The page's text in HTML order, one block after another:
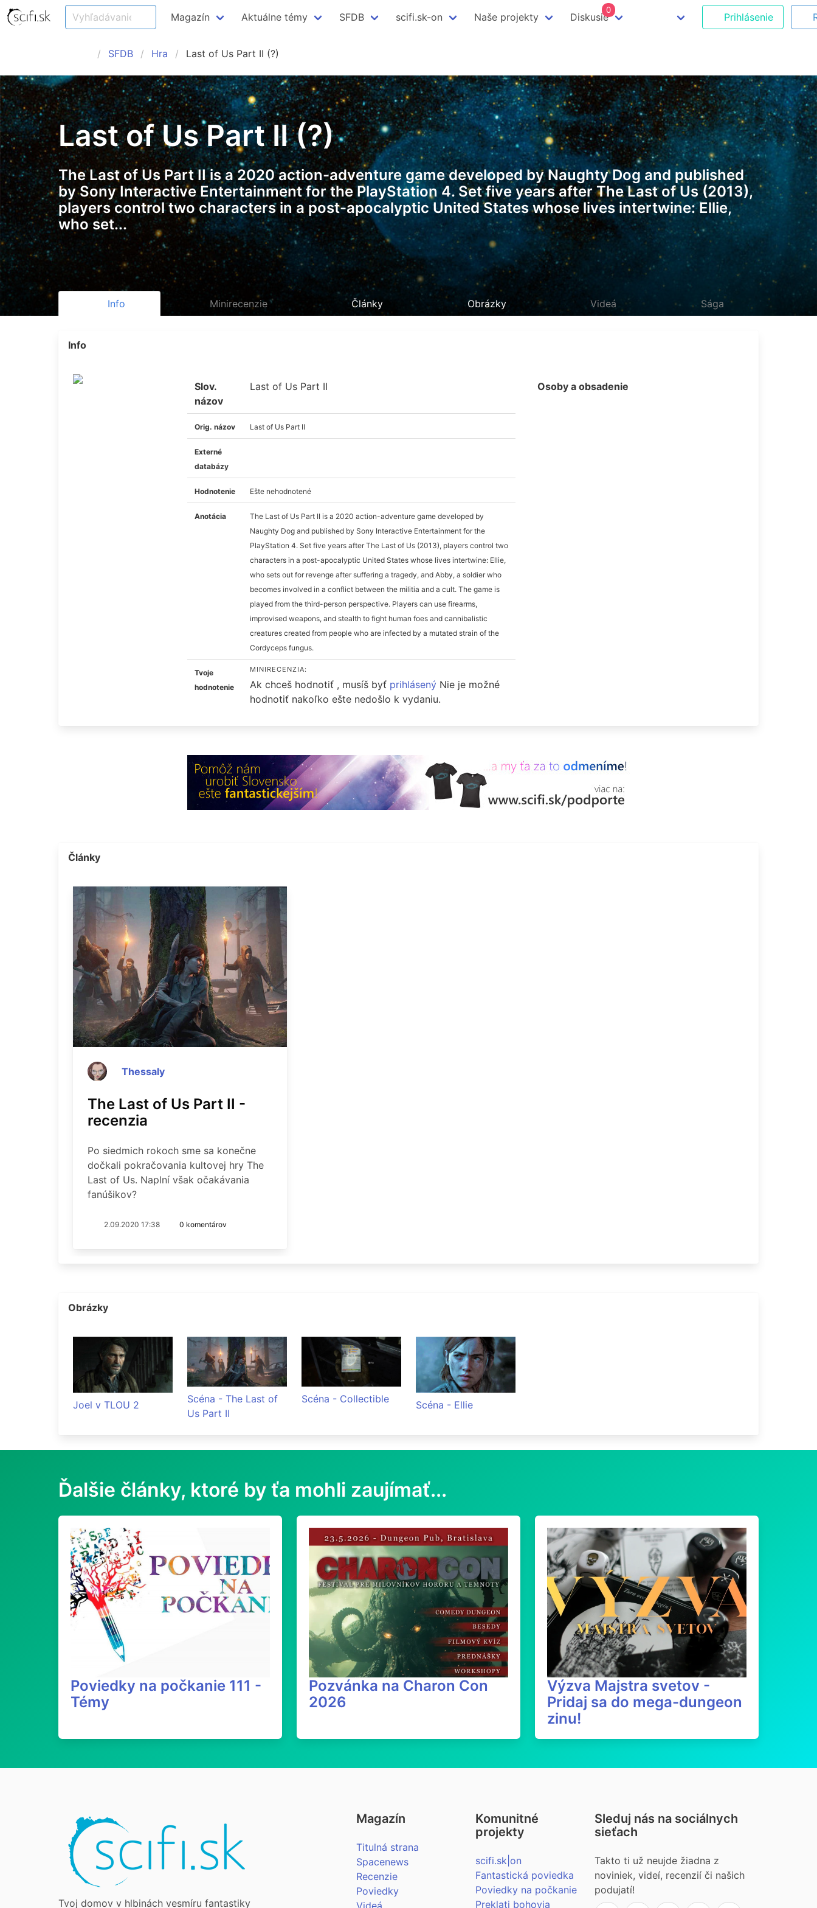
Magazín Aktuálne témy SFDB scifi.sk-on Naše projekty Diskusie
0
Prihlásenie
SFDB Hra Last of Us Part II (?)
Last of Us Part II (?)
The Last of Us Part II is a 2020 action-adventure game developed by Naughty Dog and published
by Sony Interactive Entertainment for the PlayStation 4. Set five years after The Last of Us (2013),
players control two characters in a post-apocalyptic United States whose lives intertwine: Ellie,
who set...
Info Minirecenzie Články Obrázky Videá Sága
Info
Slov.
názov
Last of Us Part II
Orig. názov Last of Us Part II
Externé
databázy
Hodnotenie Ešte nehodnotené
Anotácia
The Last of Us Part II is a 2020 action-adventure game developed by
Naughty Dog and published by Sony Interactive Entertainment for the
PlayStation 4. Set five years after The Last of Us (2013), players control two
characters in a post-apocalyptic United States whose lives intertwine: Ellie,
who sets out for revenge after suffering a tragedy, and Abby, a soldier who
becomes involved in a conflict between the militia and a cult. The game is
played from the third-person perspective. Players can use firearms,
improvised weapons, and stealth to fight human foes and cannibalistic
creatures created from people who are infected by a mutated strain of the
Cordyceps fungus.
Tvoje
hodnotenie
MINIRECENZIA:
Ak chceš hodnotiť , musíš byť prihlásený Nie je možné
hodnotiť nakoľko ešte nedošlo k vydaniu.
Osoby a obsadenie
Články
Thessaly
The Last of Us Part II -
recenzia
Po siedmich rokoch sme sa konečne
dočkali pokračovania kultovej hry The
Last of Us. Naplní však očakávania
fanúšikov?
2.09.2020 17:38 0 komentárov
Obrázky
Joel v TLOU 2
Scéna - The Last of
Us Part II
Scéna - Collectible
Scéna - Ellie
Ďalšie články, ktoré by ťa mohli zaujímať...
Poviedky na počkanie 111 -
Témy
Pozvánka na Charon Con
2026
Výzva Majstra svetov -
Pridaj sa do mega-dungeon
zinu!
Tvoj domov v hlbinách vesmíru fantastiky
Magazín
Titulná strana
Spacenews
Recenzie
Poviedky
Videá
Komunitné
projekty
scifi.sk|on
Fantastická poviedka
Poviedky na počkanie
Preklati bohovia
Sleduj nás na sociálnych
sieťach
Takto ti už neujde žiadna z
noviniek, videí, recenzií či našich
podujatí!